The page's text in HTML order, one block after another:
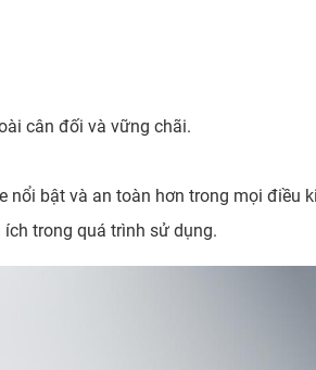
cân đối và vững chãi.
nổi bật và an toàn hơn trong mọi điều
trong quá trình sử dụng.